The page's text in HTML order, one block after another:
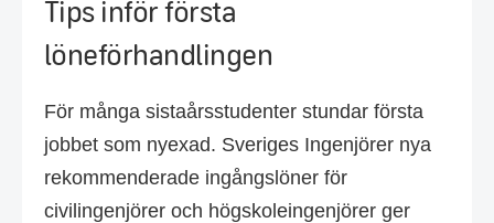
Tips inför första
löneförhandlingen
För många sistaårsstudenter stundar första
jobbet som nyexad. Sveriges Ingenjörer nya
rekommenderade ingångslöner för
civilingenjörer och högskoleingenjörer ger